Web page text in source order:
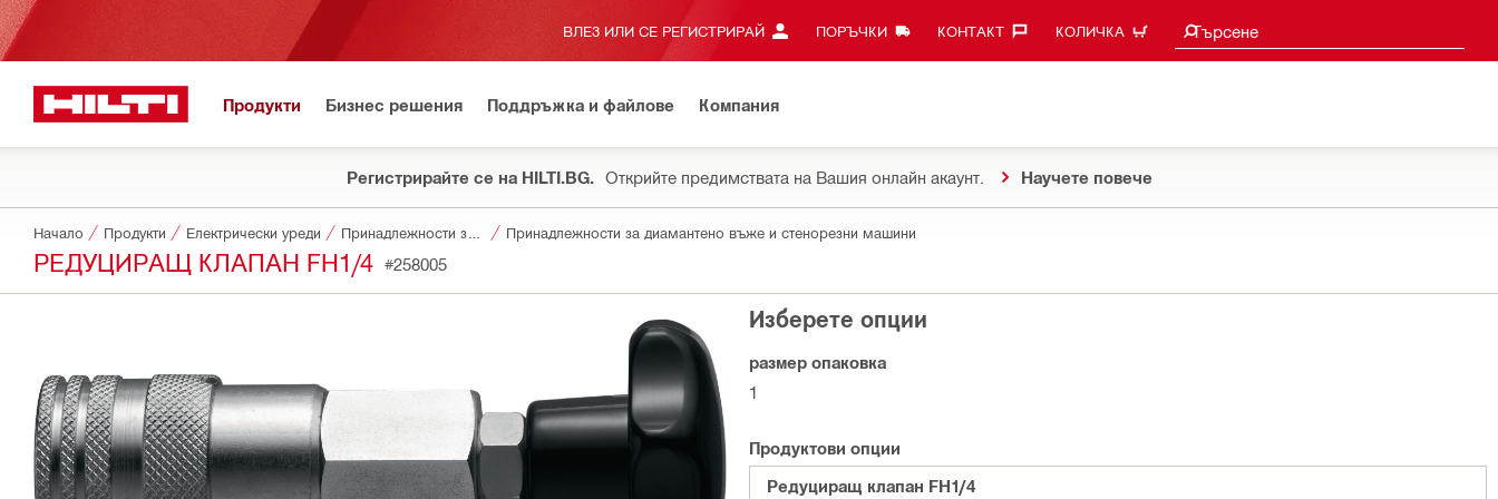
ВЛЕЗ ИЛИ СЕ РЕГИСТРИРАЙ ПОРЪЧКИ КОНТАКТ‎ КОЛИЧКА Търсене
Търси предложения
Продукти Бизнес решения Поддръжка и файлове Компания
Регистрирайте се на HILTI.BG. Открийте предимствата на Вашия онлайн акаунт. Научете повече
Начало Продукти Електрически уреди Принадлежности за диамантено въже и стенорезни машини
РЕДУЦИРАЩ КЛАПАН FH1/4 #258005
Изберете опции
размер опаковка
1
Продуктови опции
Редуциращ клапан FH1/4